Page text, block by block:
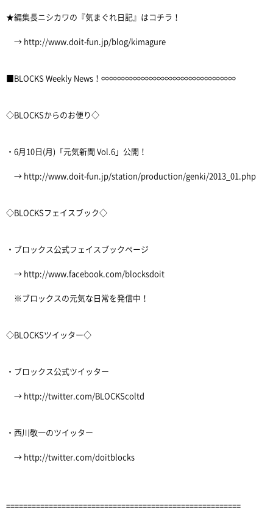
★編集長ニシカワの『気まぐれ日記』はコチラ！
→ http://www.doit-fun.jp/blog/kimagure
■BLOCKS Weekly News！∞∞∞∞∞∞∞∞∞∞∞∞∞∞∞∞∞
◇BLOCKSからのお便り◇
・6月10日(月)「元気新聞 Vol.6」公開！
→ http://www.doit-fun.jp/station/production/genki/2013_01.php
◇BLOCKSフェイスブック◇
・ブロックス公式フェイスブックページ
→ http://www.facebook.com/blocksdoit
※ブロックスの元気な日常を発信中！
◇BLOCKSツイッター◇
・ブロックス公式ツイッター
→ http://twitter.com/BLOCKScoltd
・西川敬一のツイッター
→ http://twitter.com/doitblocks
=======================================================